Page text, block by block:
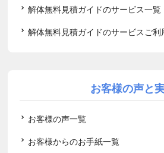
解体無料見積ガイドのサービス一覧
解体無料見積ガイドのサービスご利
お客様の声と
お客様の声一覧
お客様からのお手紙一覧